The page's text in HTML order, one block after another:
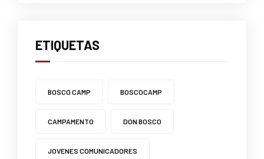
ETIQUETAS
BOSCO CAMP BOSCOCAMP
CAMPAMENTO DON BOSCO
JOVENES COMUNICADORES